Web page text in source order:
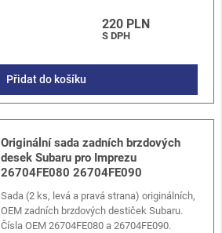
220 PLN
S DPH
Přidat do košíku
Originální sada zadních brzdových
desek Subaru pro Imprezu
26704FE080 26704FE090
Sada (2 ks, levá a pravá strana) originálních,
OEM zadních brzdových destiček Subaru.
Čísla OEM 26704FE080 a 26704FE090.